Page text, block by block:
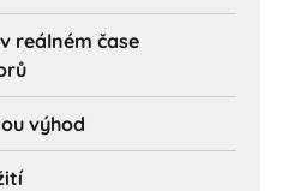
reálném čase
výhod